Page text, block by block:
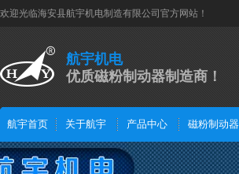
欢迎光临海安县航宇机电制造有限公司官方网站！
航宇机电
优质磁粉制动器制造商！
航宇首页 关于航宇 产品中心 磁粉制动器